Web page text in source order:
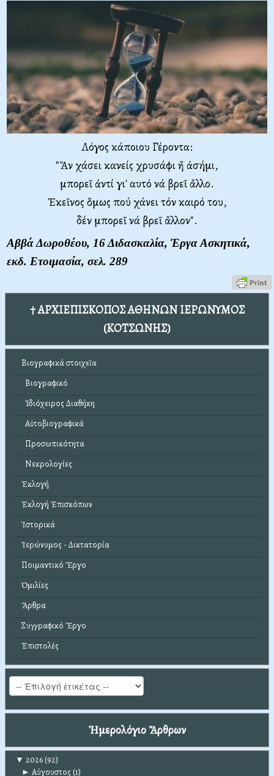
Λόγος κάποιου Γέροντα:
"Ἄν χάσει κανείς χρυσάφι ἤ ἀσήμι,
μπορεῖ ἀντί γι' αυτό νά βρεῖ ἄλλο.
Ἐκεῖνος ὅμως πού χάνει τόν καιρό του,
δέν μπορεῖ νά βρεῖ ἄλλον".
Αββά Δωροθέου, 16 Διδασκαλία, Έργα Ασκητικά,
εκδ. Ετοιμασία, σελ. 289
† ΑΡΧΙΕΠΙΣΚΟΠΟΣ ΑΘΗΝΩΝ ΙΕΡΩΝΥΜΟΣ
(ΚΟΤΣΩΝΗΣ)
Βιογραφικά στοιχεῖα
Βιογραφικό
Ἰδιόχειρος Διαθήκη
Αὐτοβιογραφικά
Προσωπικότητα
Νεκρολογίες
Ἐκλογή
Ἐκλογή Ἐπισκόπων
Ἱστορικά
Ἱερώνυμος - Δικτατορία
Ποιμαντικό Ἔργο
Ὁμιλίες
Ἄρθρα
Συγγραφικό Ἔργο
Ἐπιστολές
Ἡμερολόγιο Ἄρθρων
▼ 2026(92)
► Αύγουστος (1)